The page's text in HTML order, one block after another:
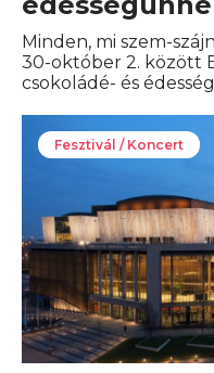
Minden, mi szem-
30-október 2. között
csokoládé- és
Fesztivál / Koncert